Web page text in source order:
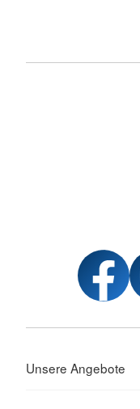
Unsere Angebote